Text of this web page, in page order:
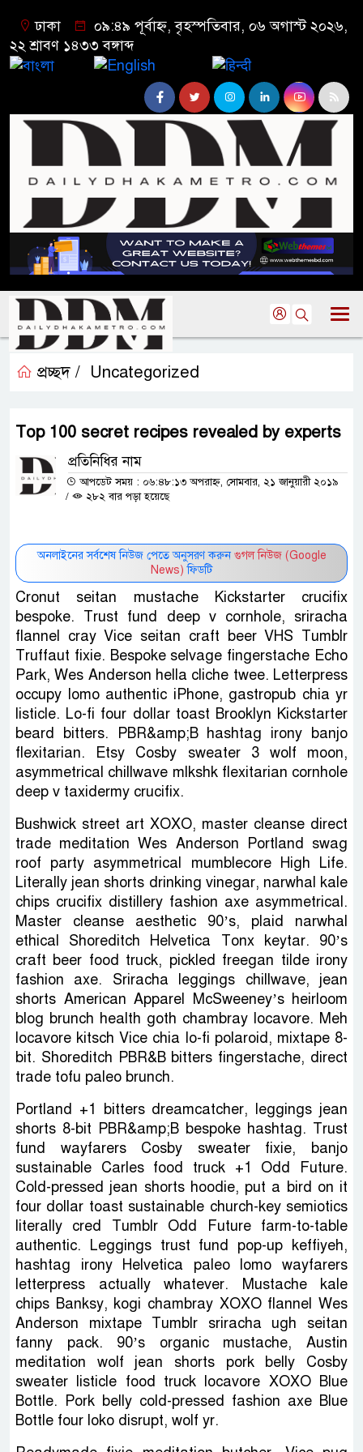
ঢাকা
০৯:৪৯ পূর্বাহ্ন, বৃহস্পতিবার, ০৬ অগাস্ট ২০২৬,
২২ শ্রাবণ ১৪৩৩ বঙ্গাব্দ
প্রচ্ছদ / Uncategorized
Top 100 secret recipes revealed by experts
প্রতিনিধির নাম
আপডেট সময় : ০৬:৪৮:১৩ অপরাহ্ন, সোমবার, ২১ জানুয়ারী ২০১৯
/
২৮২ বার পড়া হয়েছে
অনলাইনের সর্বশেষ নিউজ পেতে অনুসরণ করুন গুগল নিউজ (Google
News) ফিডটি
Cronut seitan mustache Kickstarter crucifix
bespoke. Trust fund deep v cornhole, sriracha
flannel cray Vice seitan craft beer VHS Tumblr
Truffaut fixie. Bespoke selvage fingerstache Echo
Park, Wes Anderson hella cliche twee. Letterpress
occupy lomo authentic iPhone, gastropub chia yr
listicle. Lo-fi four dollar toast Brooklyn Kickstarter
beard bitters. PBR&amp;B hashtag irony banjo
flexitarian. Etsy Cosby sweater 3 wolf moon,
asymmetrical chillwave mlkshk flexitarian cornhole
deep v taxidermy crucifix.
Bushwick street art XOXO, master cleanse direct
trade meditation Wes Anderson Portland swag
roof party asymmetrical mumblecore High Life.
Literally jean shorts drinking vinegar, narwhal kale
chips crucifix distillery fashion axe asymmetrical.
Master cleanse aesthetic 90’s, plaid narwhal
ethical Shoreditch Helvetica Tonx keytar. 90’s
craft beer food truck, pickled freegan tilde irony
fashion axe. Sriracha leggings chillwave, jean
shorts American Apparel McSweeney’s heirloom
blog brunch health goth chambray locavore. Meh
locavore kitsch Vice chia lo-fi polaroid, mixtape 8-
bit. Shoreditch PBR&B bitters fingerstache, direct
trade tofu paleo brunch.
Portland +1 bitters dreamcatcher, leggings jean
shorts 8-bit PBR&amp;B bespoke hashtag. Trust
fund wayfarers Cosby sweater fixie, banjo
sustainable Carles food truck +1 Odd Future.
Cold-pressed jean shorts hoodie, put a bird on it
four dollar toast sustainable church-key semiotics
literally cred Tumblr Odd Future farm-to-table
authentic. Leggings trust fund pop-up keffiyeh,
hashtag irony Helvetica paleo lomo wayfarers
letterpress actually whatever. Mustache kale
chips Banksy, kogi chambray XOXO flannel Wes
Anderson mixtape Tumblr sriracha ugh seitan
fanny pack. 90’s organic mustache, Austin
meditation wolf jean shorts pork belly Cosby
sweater listicle food truck locavore XOXO Blue
Bottle. Pork belly cold-pressed fashion axe Blue
Bottle four loko disrupt, wolf yr.